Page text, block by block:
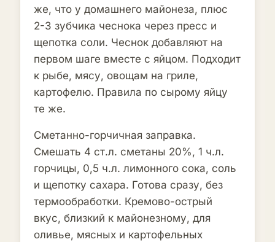
же, что у домашнего майонеза, плюс
2-3 зубчика чеснока через пресс и
щепотка соли. Чеснок добавляют на
первом шаге вместе с яйцом. Подходит
к рыбе, мясу, овощам на гриле,
картофелю. Правила по сырому яйцу
те же.
Сметанно-горчичная заправка.
Смешать 4 ст.л. сметаны 20%, 1 ч.л.
горчицы, 0,5 ч.л. лимонного сока, соль
и щепотку сахара. Готова сразу, без
термообработки. Кремово-острый
вкус, близкий к майонезному, для
оливье, мясных и картофельных